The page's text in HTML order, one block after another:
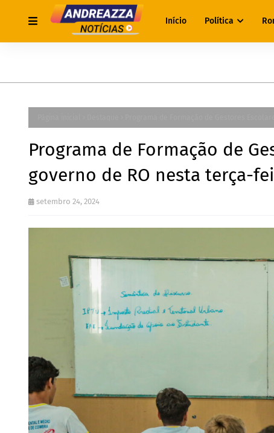
Início Política
Programa de Formação de
governo de RO nesta terça-
setembro 24, 2024